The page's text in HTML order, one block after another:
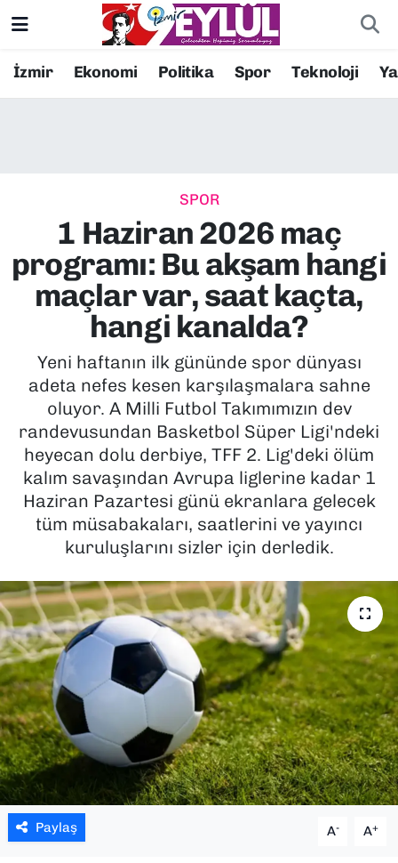
İzmir Ekonomi Politika Spor Teknoloji
SPOR
1 Haziran 2026 maç
programı: Bu akşam hangi
maçlar var, saat kaçta,
hangi kanalda?
Yeni haftanın ilk gününde spor dünyası
adeta nefes kesen karşılaşmalara sahne
oluyor. A Milli Futbol Takımımızın dev
randevusundan Basketbol Süper Ligi'ndeki
heyecan dolu derbiye, TFF 2. Lig'deki ölüm
kalım savaşından Avrupa liglerine kadar 1
Haziran Pazartesi günü ekranlara gelecek
tüm müsabakaları, saatlerini ve yayıncı
kuruluşlarını sizler için derledik.
Paylaş A- A+
Resmi İlanlar
EKONOMİ
KÜLTÜR SANAT
MAGAZİN
POLİTİKA
SAĞLIK
SPOR
TEKNOLOJİ
YEREL YÖNETİMLER
Konak Nöbetçi Eczaneler
Süper Lig Puan Durumu ve Fikstür
Tüm Manşetler
Son Dakika Haberleri
Haber Arşivi